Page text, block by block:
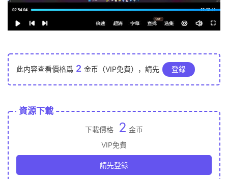
此内容查看價格爲 2 金币（VIP免費），請先 登錄
資源下載
下載價格 2 金币
VIP免費
請先登錄